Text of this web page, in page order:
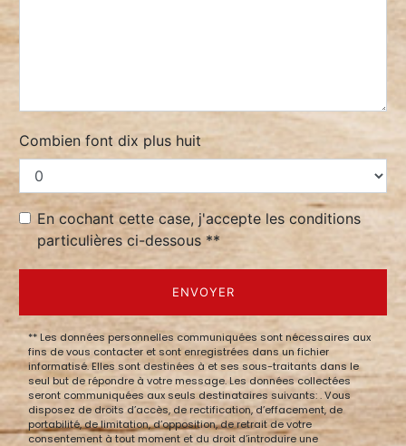
Combien font dix plus huit
En cochant cette case, j'accepte les conditions
particulières ci-dessous **
ENVOYER
** Les données personnelles communiquées sont nécessaires aux
fins de vous contacter et sont enregistrées dans un fichier
informatisé. Elles sont destinées à et ses sous-traitants dans le
seul but de répondre à votre message. Les données collectées
seront communiquées aux seuls destinataires suivants: . Vous
disposez de droits d’accès, de rectification, d’effacement, de
portabilité, de limitation, d’opposition, de retrait de votre
consentement à tout moment et du droit d’introduire une